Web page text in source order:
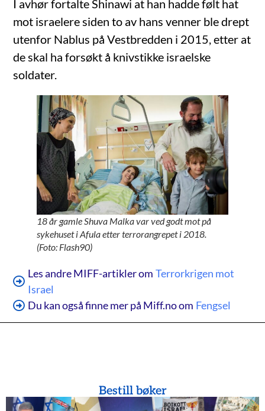
I avhør fortalte Shinawi at han hadde følt hat
mot israelere siden to av hans venner ble drept
utenfor Nablus på Vestbredden i 2015, etter at
de skal ha forsøkt å knivstikke israelske
soldater.
18 år gamle Shuva Malka var ved godt mot på
sykehuset i Afula etter terrorangrepet i 2018.
(Foto: Flash90)
Les andre MIFF-artikler om Terrorkrigen mot
Israel
Du kan også finne mer på Miff.no om Fengsel
Bestill bøker